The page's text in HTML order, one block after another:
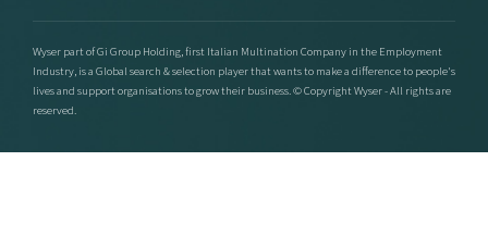
Wyser part of Gi Group Holding, first Italian Multination Company in the Employment
Industry, is a Global search & selection player that wants to make a difference to people's
lives and support organisations to grow their business. © Copyright Wyser - All rights are
reserved.